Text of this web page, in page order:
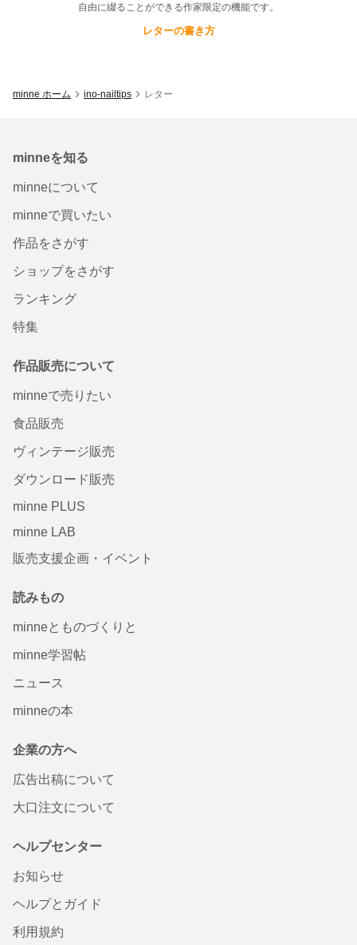
自由に綴ることができる作家限定の機能です。
レターの書き方
minne ホーム ino-nailtips レター
minneを知る
minneについて
minneで買いたい
作品をさがす
ショップをさがす
ランキング
特集
作品販売について
minneで売りたい
食品販売
ヴィンテージ販売
ダウンロード販売
minne PLUS
minne LAB
販売支援企画・イベント
読みもの
minneとものづくりと
minne学習帖
ニュース
minneの本
企業の方へ
広告出稿について
大口注文について
ヘルプセンター
お知らせ
ヘルプとガイド
利用規約